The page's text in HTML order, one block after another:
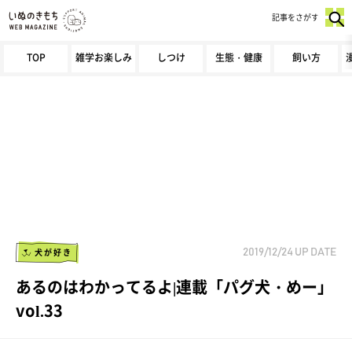
TOP 雑学お楽しみ しつけ 生態・健康 飼い方
記事をさがす
犬が好き 2019/12/24 UP DATE
あるのはわかってるよ|連載「パグ犬・めー」
vol.33